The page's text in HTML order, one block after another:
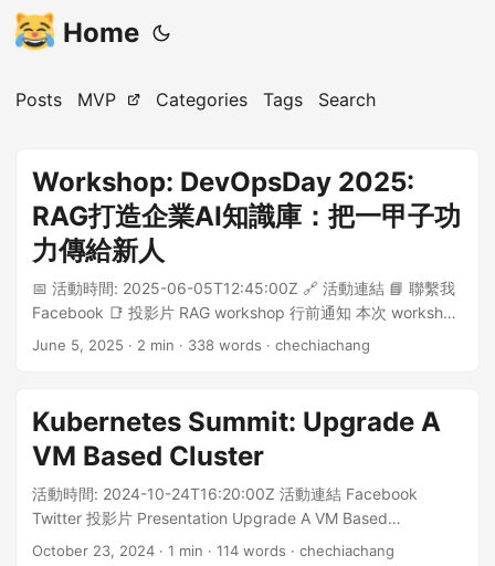
Home
Posts MVP Categories Tags Search
Workshop: DevOpsDay 2025:
RAG打造企業AI知識庫：把一甲子功
力傳給新人
📅 活動時間: 2025-06-05T12:45:00Z 🔗 活動連結 📘 聯繫我
Facebook 📑 投影片 RAG workshop 行前通知 本次 workshop
以 hands-on 的方式進行，累積操作經驗為主，講解與說明為
text-embedding-3, text-embedding-ada-002…) Azure VM
供同學遠端操作使用 –> 投影片與教材 <– Workshop 基本需求
有自己的電腦，可以上網 選項1: 使用自己的電腦，在 docker
啟動開發環境 選項2: 使用自己的電腦，遠端連線講師提供的
VM，在VM 中啟動 docker 開發環境 會使用 docker 會使用
python 與 jupyter notebook 會使用 chatgpt.com 協助除錯
選項1: 使用自己的電腦 在 workshop 開始前，在自己的電腦上
June 5, 2025 · 2 min · 338 words · chechiachang
Kubernetes Summit: Upgrade A
VM Based Cluster
活動時間: 2024-10-24T16:20:00Z 活動連結 Facebook
Twitter 投影片 Presentation Upgrade A VM Based
Clustermin Target group 收穫 本次演講會講解升級操作，但
October 23, 2024 · 1 min · 114 words · chechiachang